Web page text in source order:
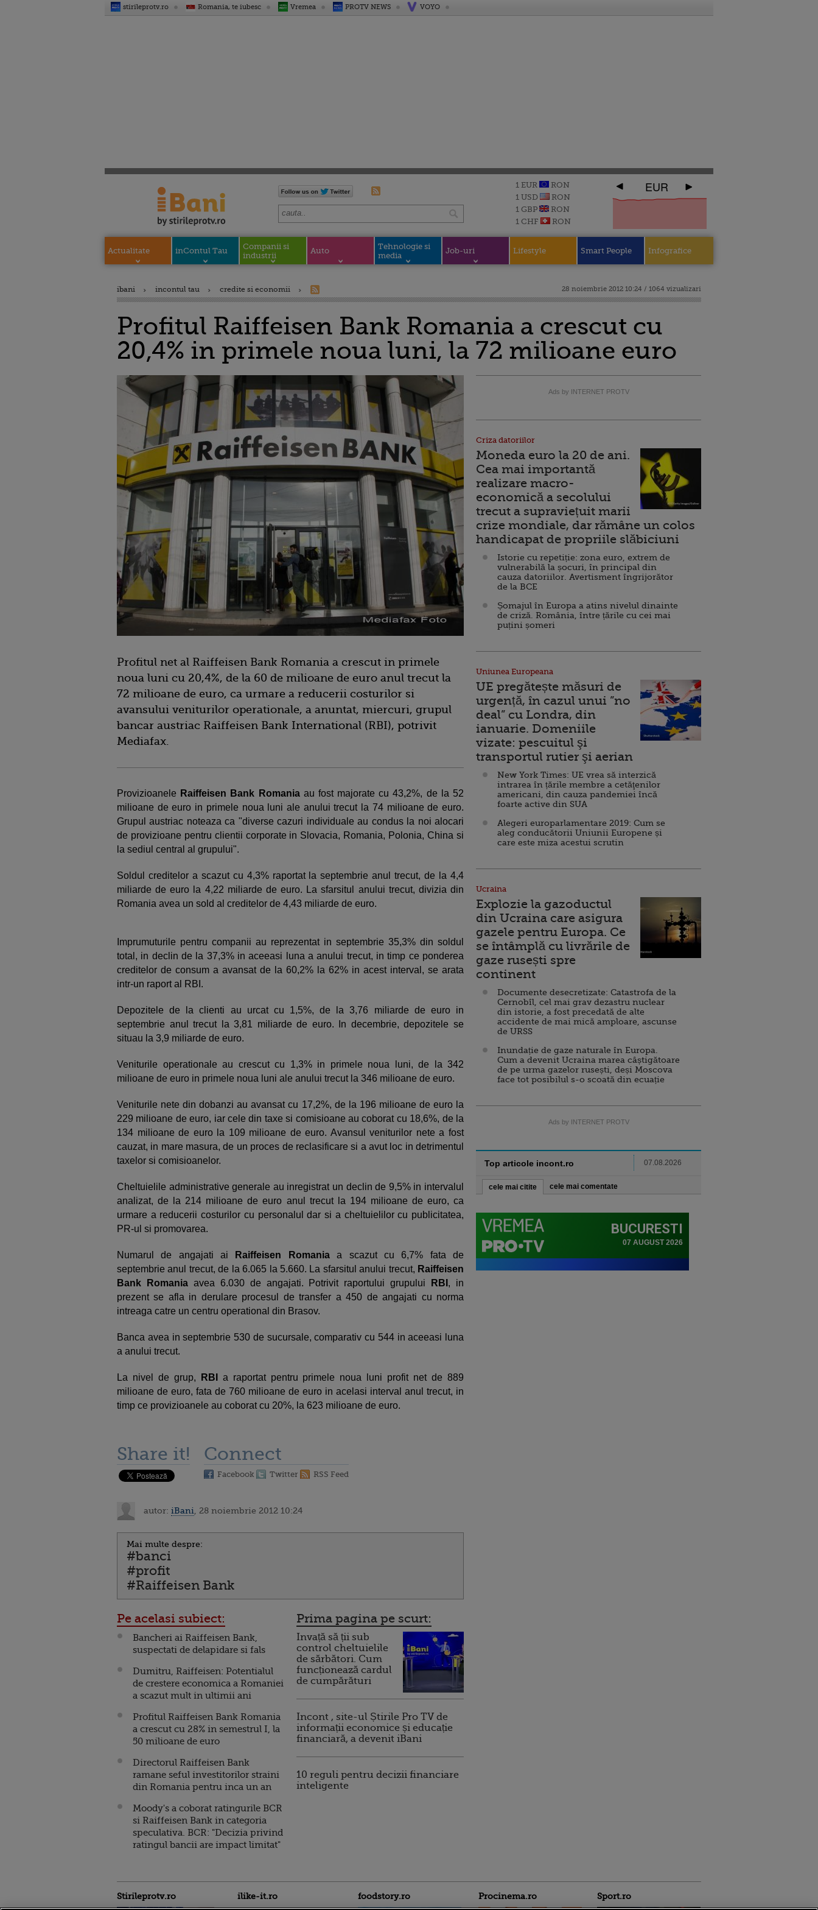
stirileprotv.ro Romania, te iubesc Vremea PROTV NEWS VOYO
1 EUR
RON
1 USD
RON
1 GBP
RON
1 CHF
RON
EUR
Actualitate inContul Tau
Companii si
industrii
Auto
Tehnologie si
media
Job-uri Lifestyle Smart People Infografice
ibani incontul tau credite si economii 28 noiembrie 2012 10:24 / 1064 vizualizari
Profitul Raiffeisen Bank Romania a crescut cu
20,4% in primele noua luni, la 72 milioane euro
Profitul net al Raiffeisen Bank Romania a crescut in primele
noua luni cu 20,4%, de la 60 de milioane de euro anul trecut la
72 milioane de euro, ca urmare a reducerii costurilor si
avansului veniturilor operationale, a anuntat, miercuri, grupul
bancar austriac Raiffeisen Bank International (RBI), potrivit
Mediafax.
Provizioanele Raiffeisen Bank Romaniaau fost majorate cu 43,2%, de la 52
milioane de euro in primele noua luni ale anului trecut la 74 milioane de euro.
Grupul austriac noteaza ca "diverse cazuri individuale au condus la noi alocari
de provizioane pentru clientii corporate in Slovacia, Romania, Polonia, China si
la sediul central al grupului".
Soldul creditelor a scazut cu 4,3% raportat la septembrie anul trecut, de la 4,4
miliarde de euro la 4,22 miliarde de euro. La sfarsitul anului trecut, divizia din
Romania avea un sold al creditelor de 4,43 miliarde de euro.
Imprumuturile pentru companii au reprezentat in septembrie 35,3% din soldul
total, in declin de la 37,3% in aceeasi luna a anului trecut, in timp ce ponderea
creditelor de consum a avansat de la 60,2% la 62% in acest interval, se arata
intr-un raport al RBI.
Depozitele de la clienti au urcat cu 1,5%, de la 3,76 miliarde de euro in
septembrie anul trecut la 3,81 miliarde de euro. In decembrie, depozitele se
situau la 3,9 miliarde de euro.
Veniturile operationale au crescut cu 1,3% in primele noua luni, de la 342
milioane de euro in primele noua luni ale anului trecut la 346 milioane de euro.
Veniturile nete din dobanzi au avansat cu 17,2%, de la 196 milioane de euro la
229 milioane de euro, iar cele din taxe si comisioane au coborat cu 18,6%, de la
134 milioane de euro la 109 milioane de euro. Avansul veniturilor nete a fost
cauzat, in mare masura, de un proces de reclasificare si a avut loc in detrimentul
taxelor si comisioanelor.
Cheltuielile administrative generale au inregistrat un declin de 9,5% in intervalul
analizat, de la 214 milioane de euro anul trecut la 194 milioane de euro, ca
urmare a reducerii costurilor cu personalul dar si a cheltuielilor cu publicitatea,
PR-ul si promovarea.
Numarul de angajati ai Raiffeisen Romaniaa scazut cu 6,7% fata de
septembrie anul trecut, de la 6.065 la 5.660. La sfarsitul anului trecut, Raiffeisen
Bank Romaniaavea 6.030 de angajati. Potrivit raportului grupului RBI , in
prezent se afla in derulare procesul de transfer a 450 de angajati cu norma
intreaga catre un centru operational din Brasov.
Banca avea in septembrie 530 de sucursale, comparativ cu 544 in aceeasi luna
a anului trecut.
La nivel de grup, RBI a raportat pentru primele noua luni profit net de 889
milioane de euro, fata de 760 milioane de euro in acelasi interval anul trecut, in
timp ce provizioanele au coborat cu 20%, la 623 milioane de euro.
Share it! Connect
Facebook Twitter RSS Feed
autor: iBani , 28 noiembrie 2012 10:24
Mai multe despre:
#banci
#profit
#Raiffeisen Bank
Pe acelasi subiect:
Bancheri ai Raiffeisen Bank,
suspectati de delapidare si fals
Dumitru, Raiffeisen: Potentialul
de crestere economica a Romaniei
a scazut mult in ultimii ani
Profitul Raiffeisen Bank Romania
a crescut cu 28% in semestrul I, la
50 milioane de euro
Directorul Raiffeisen Bank
ramane seful investitorilor straini
din Romania pentru inca un an
Moody's a coborat ratingurile BCR
si Raiffeisen Bank in categoria
speculativa. BCR: "Decizia privind
ratingul bancii are impact limitat"
Prima pagina pe scurt:
Invață să ții sub
control cheltuielile
de sărbători. Cum
funcționează cardul
de cumpărături
Incont , site-ul Știrile Pro TV de
informații economice și educație
financiară, a devenit iBani
10 reguli pentru decizii financiare
inteligente
Ads by INTERNET PROTV
Criza datoriilor
Moneda euro la 20 de ani.
Cea mai importantă
realizare macro-
economică a secolului
trecut a supraviețuit marii
crize mondiale, dar rămâne un colos
handicapat de propriile slăbiciuni
Istorie cu repetiție: zona euro, extrem de
vulnerabilă la șocuri, în principal din
cauza datoriilor. Avertisment îngrijorător
de la BCE
Șomajul în Europa a atins nivelul dinainte
de criză. România, între țările cu cei mai
puțini șomeri
Uniunea Europeana
UE pregătește măsuri de
urgență, în cazul unui ”no
deal” cu Londra, din
ianuarie. Domeniile
vizate: pescuitul şi
transportul rutier şi aerian
New York Times: UE vrea să interzică
intrarea în țările membre a cetăţenilor
americani, din cauza pandemiei încă
foarte active din SUA
Alegeri europarlamentare 2019: Cum se
aleg conducătorii Uniunii Europene și
care este miza acestui scrutin
Ucraina
Explozie la gazoductul
din Ucraina care asigura
gazele pentru Europa. Ce
se întâmplă cu livrările de
gaze rusești spre
continent
Documente desecretizate: Catastrofa de la
Cernobîl, cel mai grav dezastru nuclear
din istorie, a fost precedată de alte
accidente de mai mică amploare, ascunse
de URSS
Inundație de gaze naturale în Europa.
Cum a devenit Ucraina marea câștigătoare
de pe urma gazelor rusești, deși Moscova
face tot posibilul s-o scoată din ecuație
Ads by INTERNET PROTV
Top articole incont.ro 07.08.2026
cele mai citite cele mai comentate
Stirileprotv.ro ilike-it.ro foodstory.ro Procinema.ro Sport.ro